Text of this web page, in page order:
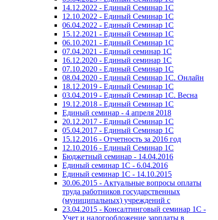
14.12.2022 - Единый Семинар 1С
12.10.2022 - Единый Семинар 1С
06.04.2022 - Единый Семинар 1С
15.12.2021 - Единый Семинар 1С
06.10.2021 - Единый Семинар 1С
07.04.2021 - Единый семинар 1С
16.12.2020 - Единый семинар 1С
07.10.2020 - Единый Семинар 1С
08.04.2020 - Единый Семинар 1С. Онлайн
18.12.2019 - Единый Семинар 1С
03.04.2019 - Единый Семинар 1С. Весна
19.12.2018 - Единый Семинар 1С
Единый семинар - 4 апреля 2018
20.12.2017 - Единый Семинар 1С
05.04.2017 - Единый Семинар 1С
15.12.2016 - Отчетность за 2016 год
12.10.2016 - Единый Семинар 1С
Бюджетный семинар - 14.04.2016
Единый семинар 1С - 6.04.2016
Единый семинар 1С - 14.10.2015
30.06.2015 - Актуальные вопросы оплаты
труда работников государственных
(муниципальных) учреждений с
23.04.2015 - Консалтинговый семинар 1С -
Учет и налогообложение зарплаты в